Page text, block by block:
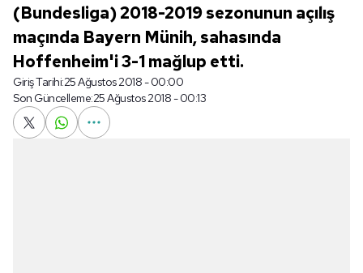
(Bundesliga) 2018-2019 sezonunun açılış
maçında Bayern Münih, sahasında
Hoffenheim'i 3-1 mağlup etti.
Giriş Tarihi:25 Ağustos 2018 - 00:00
Son Güncelleme:25 Ağustos 2018 - 00:13